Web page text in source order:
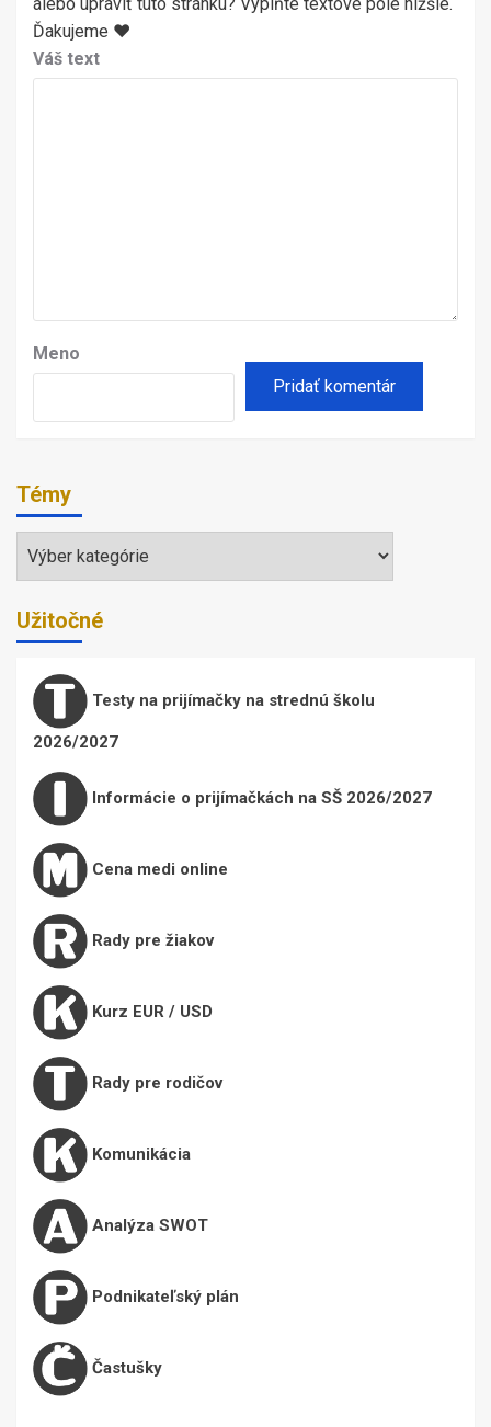
Ďakujeme ♥
Váš text
Meno
Témy
Témy
Užitočné
Testy na prijímačky na strednú školu
2026/2027
Informácie o prijímačkách na SŠ 2026/2027
Cena medi online
Rady pre žiakov
Kurz EUR / USD
Rady pre rodičov
Komunikácia
Analýza SWOT
Podnikateľský plán
Častušky